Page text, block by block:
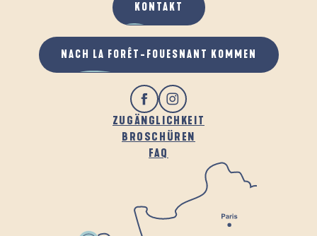
AN DER FRISCHEN LUFT
ZUGÄNGLICHKEIT
BROSCHÜREN
FAQ
KONTAKT
NACH LA FORÊT-FOUESNANT KOMMEN